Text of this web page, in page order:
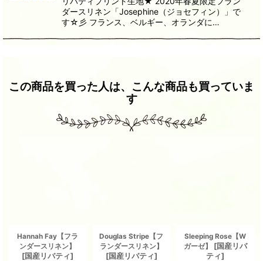
ダースリネン「Josephine（ジョセフィン）」で
す☆彡 フランス、ベルギー、オランダに…
この商品を買った人は、こんな商品も買っていま
す
Hannah Fay【フラ
ンダースリネン】
[国産リバティ]
Douglas Stripe【フ
ランダースリネン】
[国産リバティ]
Sleeping Rose【W
ガーゼ】
[国産リバ
ティ]